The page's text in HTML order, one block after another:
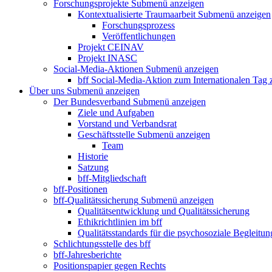
Forschungsprojekte Submenü anzeigen
Kontextualisierte Traumaarbeit Submenü anzeigen
Forschungsprozess
Veröffentlichungen
Projekt CEINAV
Projekt INASC
Social-Media-Aktionen Submenü anzeigen
bff Social-Media-Aktion zum Internationalen Tag
Über uns Submenü anzeigen
Der Bundesverband Submenü anzeigen
Ziele und Aufgaben
Vorstand und Verbandsrat
Geschäftsstelle Submenü anzeigen
Team
Historie
Satzung
bff-Mitgliedschaft
bff-Positionen
bff-Qualitätssicherung Submenü anzeigen
Qualitätsentwicklung und Qualitätssicherung
Ethikrichtlinien im bff
Qualitätsstandards für die psychosoziale
Schlichtungsstelle des bff
bff-Jahresberichte
Positionspapier gegen Rechts